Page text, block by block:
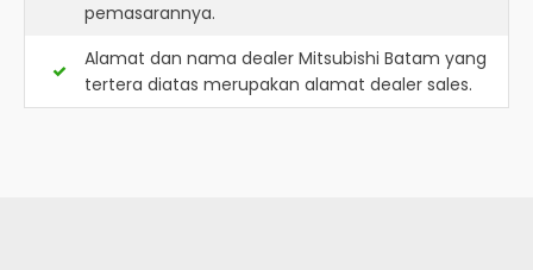
pemasarannya.
Alamat dan nama dealer Mitsubishi Batam yang
tertera diatas merupakan alamat dealer sales.